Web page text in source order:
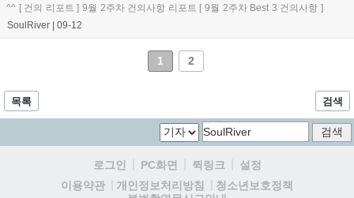
^^ [ 건의 리포트 ] 9월 2주차 건의사항 리포트 [ 9월 2주차 Best 3 건의사항 ]
...
SoulRiver 09-12
1 2
목록 검색
로그인 PC화면 퀵링크
설정
이용약관
개인정보처리방침
청소년보호정책